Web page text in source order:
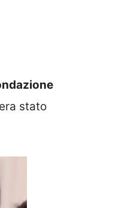
stato